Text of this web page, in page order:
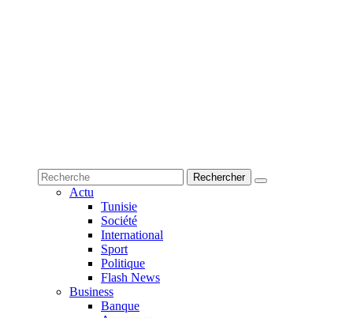
Actu
Tunisie
Société
International
Sport
Politique
Flash News
Business
Banque